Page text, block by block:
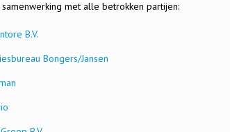
samenwerking met alle betrokken partijen:
B.V.
Bongers/Jansen